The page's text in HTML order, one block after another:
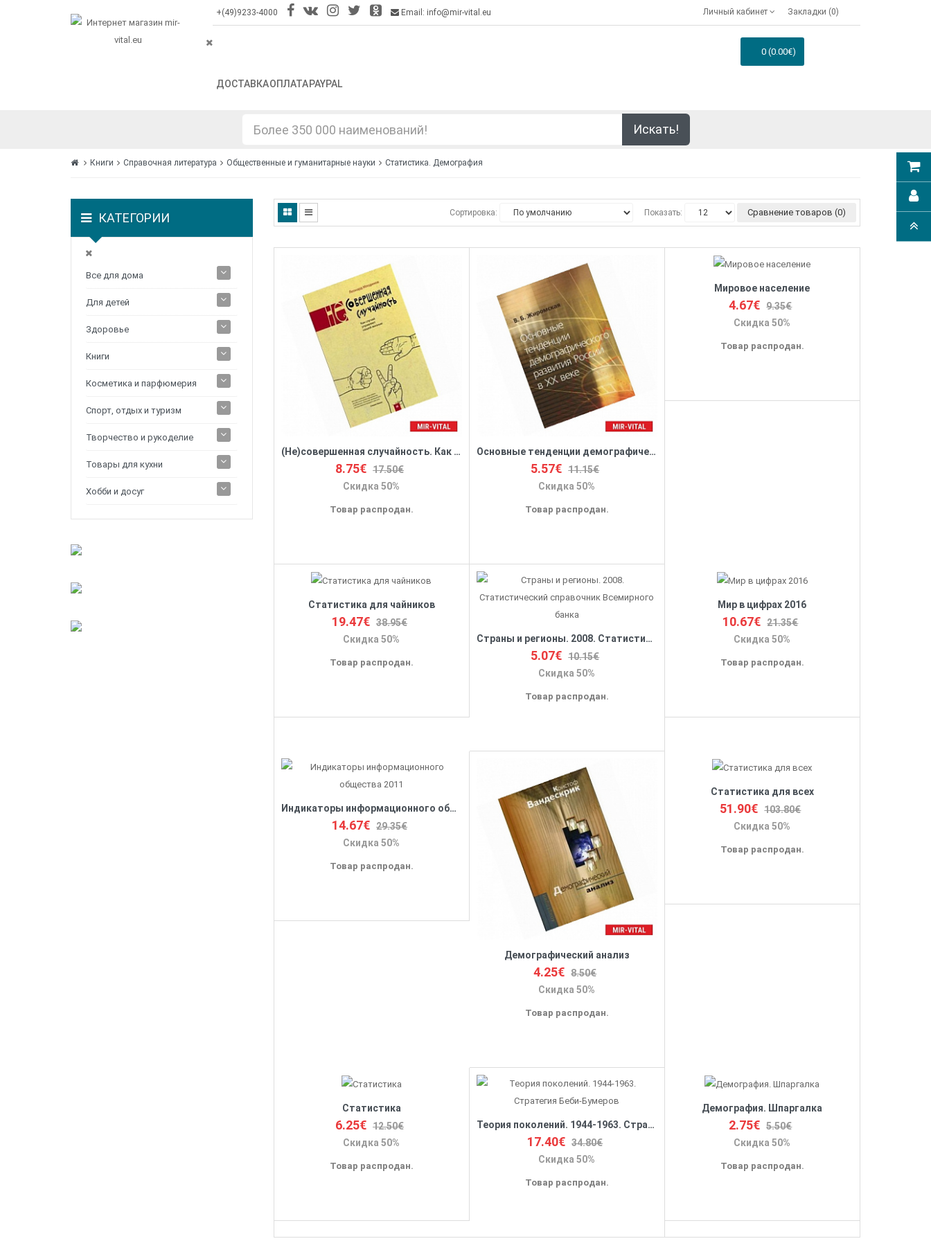
+(49)9233-4000 Email: info@mir-vital.eu Личный кабинет Закладки (0)
ДОСТАВКАОПЛАТАPAYPAL
0 (0.00€)
Искать!
Книги Справочная литература Общественные и гуманитарные науки Статистика. Демография
КАТЕГОРИИ
Все для дома
Для детей
Здоровье
Книги
Косметика и парфюмерия
Спорт, отдых и туризм
Творчество и рукоделие
Товары для кухни
Хобби и досуг
Сортировка: Показать: Сравнение товаров (0)
(Не)совершенная случайность. Как случай управляет нашей жизнью
8.75€ 17.50€
Скидка 50%
Товар распродан.
Основные тенденции демографического развития России в ХХ веке
5.57€ 11.15€
Скидка 50%
Товар распродан.
Мировое население
4.67€ 9.35€
Скидка 50%
Товар распродан.
Статистика для чайников
19.47€ 38.95€
Скидка 50%
Товар распродан.
Страны и регионы. 2008. Статистический справочник Всемирного банка
5.07€ 10.15€
Скидка 50%
Товар распродан.
Мир в цифрах 2016
10.67€ 21.35€
Скидка 50%
Товар распродан.
Индикаторы информационного общества 2011
14.67€ 29.35€
Скидка 50%
Товар распродан.
Демографический анализ
4.25€ 8.50€
Скидка 50%
Товар распродан.
Статистика для всех
51.90€ 103.80€
Скидка 50%
Товар распродан.
Статистика
6.25€ 12.50€
Скидка 50%
Товар распродан.
Теория поколений. 1944-1963. Стратегия Беби-Бумеров
17.40€ 34.80€
Скидка 50%
Товар распродан.
Демография. Шпаргалка
2.75€ 5.50€
Скидка 50%
Товар распродан.